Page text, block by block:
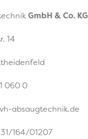
GmbH & Co. KG
14
060 0
absaugtechnik.de
164/01207